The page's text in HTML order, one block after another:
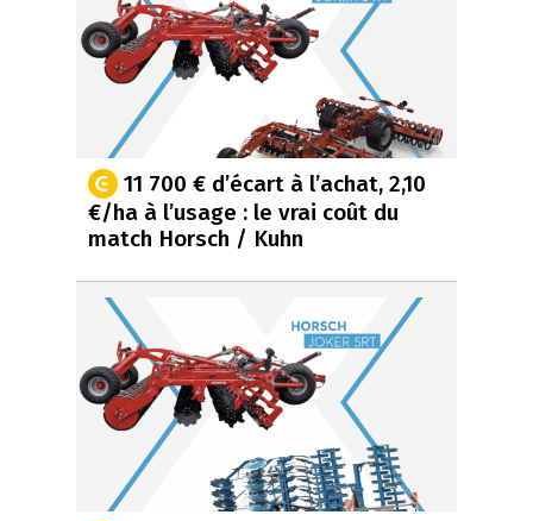
11 700 € d’écart à l’achat, 2,10
€/ha à l’usage : le vrai coût du
match Horsch / Kuhn